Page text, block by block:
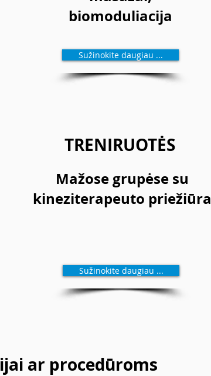
biomoduliacija
Sužinokite daugiau ...
TRENIRUOTĖS
Mažose grupėse su
kineziterapeuto priežiūra
Sužinokite daugiau ...
ar procedūroms